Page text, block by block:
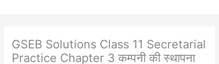
GSEB Solutions Class 11 Secretarial
Practice Chapter 3 कम्पनी की स्थापना